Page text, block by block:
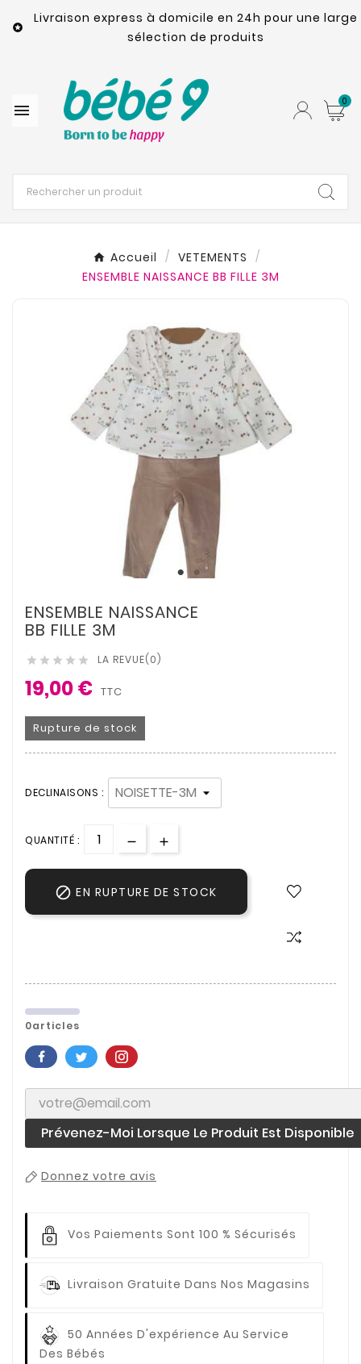

Livraison express à domicile en 24h pour une large
sélection de produits
 0
Accueil
VETEMENTS
ENSEMBLE NAISSANCE BB FILLE 3M
ENSEMBLE NAISSANCE
BB FILLE 3M
     LA REVUE(0)
19,00 € TTC
Rupture de stock
DECLINAISONS :
QUANTITÉ :
 EN RUPTURE DE STOCK
0articles
Prévenez-Moi Lorsque Le Produit Est Disponible
Donnez votre avis
Vos Paiements Sont 100 % Sécurisés
Livraison Gratuite Dans Nos Magasins
50 Années D'expérience Au Service
Des Bébés